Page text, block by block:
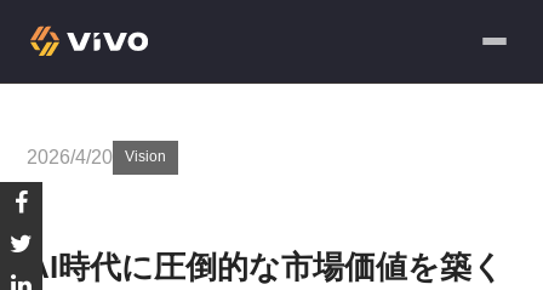
2026/4/20 Vision
AI時代に圧倒的な市場価値を築く